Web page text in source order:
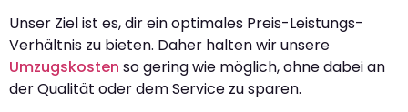
Unser Ziel ist es, dir ein optimales Preis-Leistungs-
Verhältnis zu bieten. Daher halten wir unsere
Umzugskosten so gering wie möglich, ohne dabei an
der Qualität oder dem Service zu sparen.